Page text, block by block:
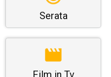
Serata
Film in Tv